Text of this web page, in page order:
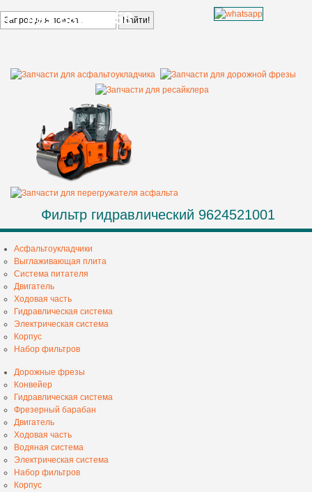
+7 499 685 68 58
Фильтр гидравлический 9624521001
Асфальтоукладчики
Выглаживающая плита
Система питателя
Двигатель
Ходовая часть
Гидравлическая система
Электрическая система
Корпус
Набор фильтров
Дорожные фрезы
Конвейер
Гидравлическая система
Фрезерный барабан
Двигатель
Ходовая часть
Водяная система
Электрическая система
Набор фильтров
Корпус